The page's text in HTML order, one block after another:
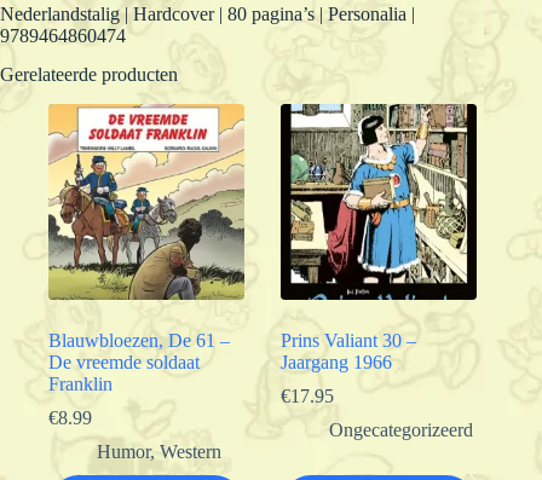
Nederlandstalig | Hardcover | 80 pagina’s | Personalia |
9789464860474
Gerelateerde producten
Blauwbloezen, De 61 –
De vreemde soldaat
Franklin
€8.99
Humor, Western
Prins Valiant 30 –
Jaargang 1966
€17.95
Ongecategorizeerd